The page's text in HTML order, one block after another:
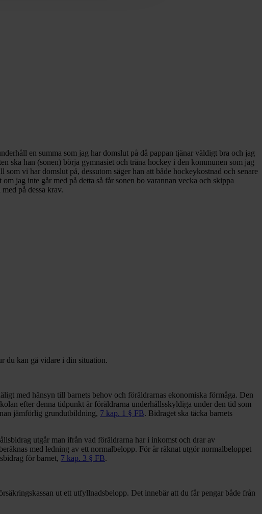
en summa som jag har domslut på då pappan tjänar väldigt bra och jag
ska han (sonen) börja gymnasiet och träna hockey i den kommunen som jag
vi har domslut på, dessutom säger han att både hockeykostnad och senare
jag inte går med på detta så får sonen bo varannan vecka och skippa
på dessa krav.
du kan gå vidare i din situation.
med hänsyn till barnets behov och föräldrarnas ekonomiska förmåga. Den
efter denna tidpunkt är föräldrarna underhållsskyldiga under den tid som
jämförlig grundutbildning, 7 kap. 1 § FB. Bidraget ska täcka barnets
utgår man ifrån vad föräldrarna har i inkomst och drar av
med ledning av ett normalbelopp. För år räknat utgör normalbeloppet
för barnet, 7 kap. 3 § FB.
ut ett utfyllnadsbelopp. Det innebär att du får pengar både från